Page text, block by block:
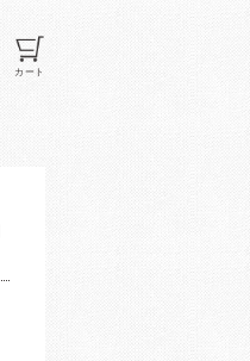
カート